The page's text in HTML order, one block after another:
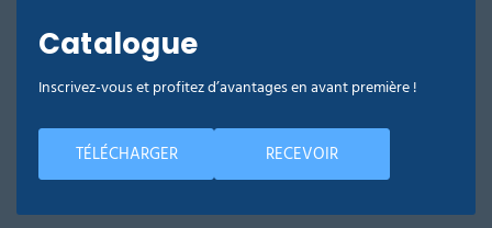
Catalogue
Inscrivez-vous et profitez d’avantages en avant première !
TÉLÉCHARGER RECEVOIR